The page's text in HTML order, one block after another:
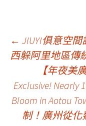
文
章
導
← JIUYI俱意空
西躲阿里地區傳
【年夜美
Exclusive! Nearly
Bloom in Aotou
制！廣州從